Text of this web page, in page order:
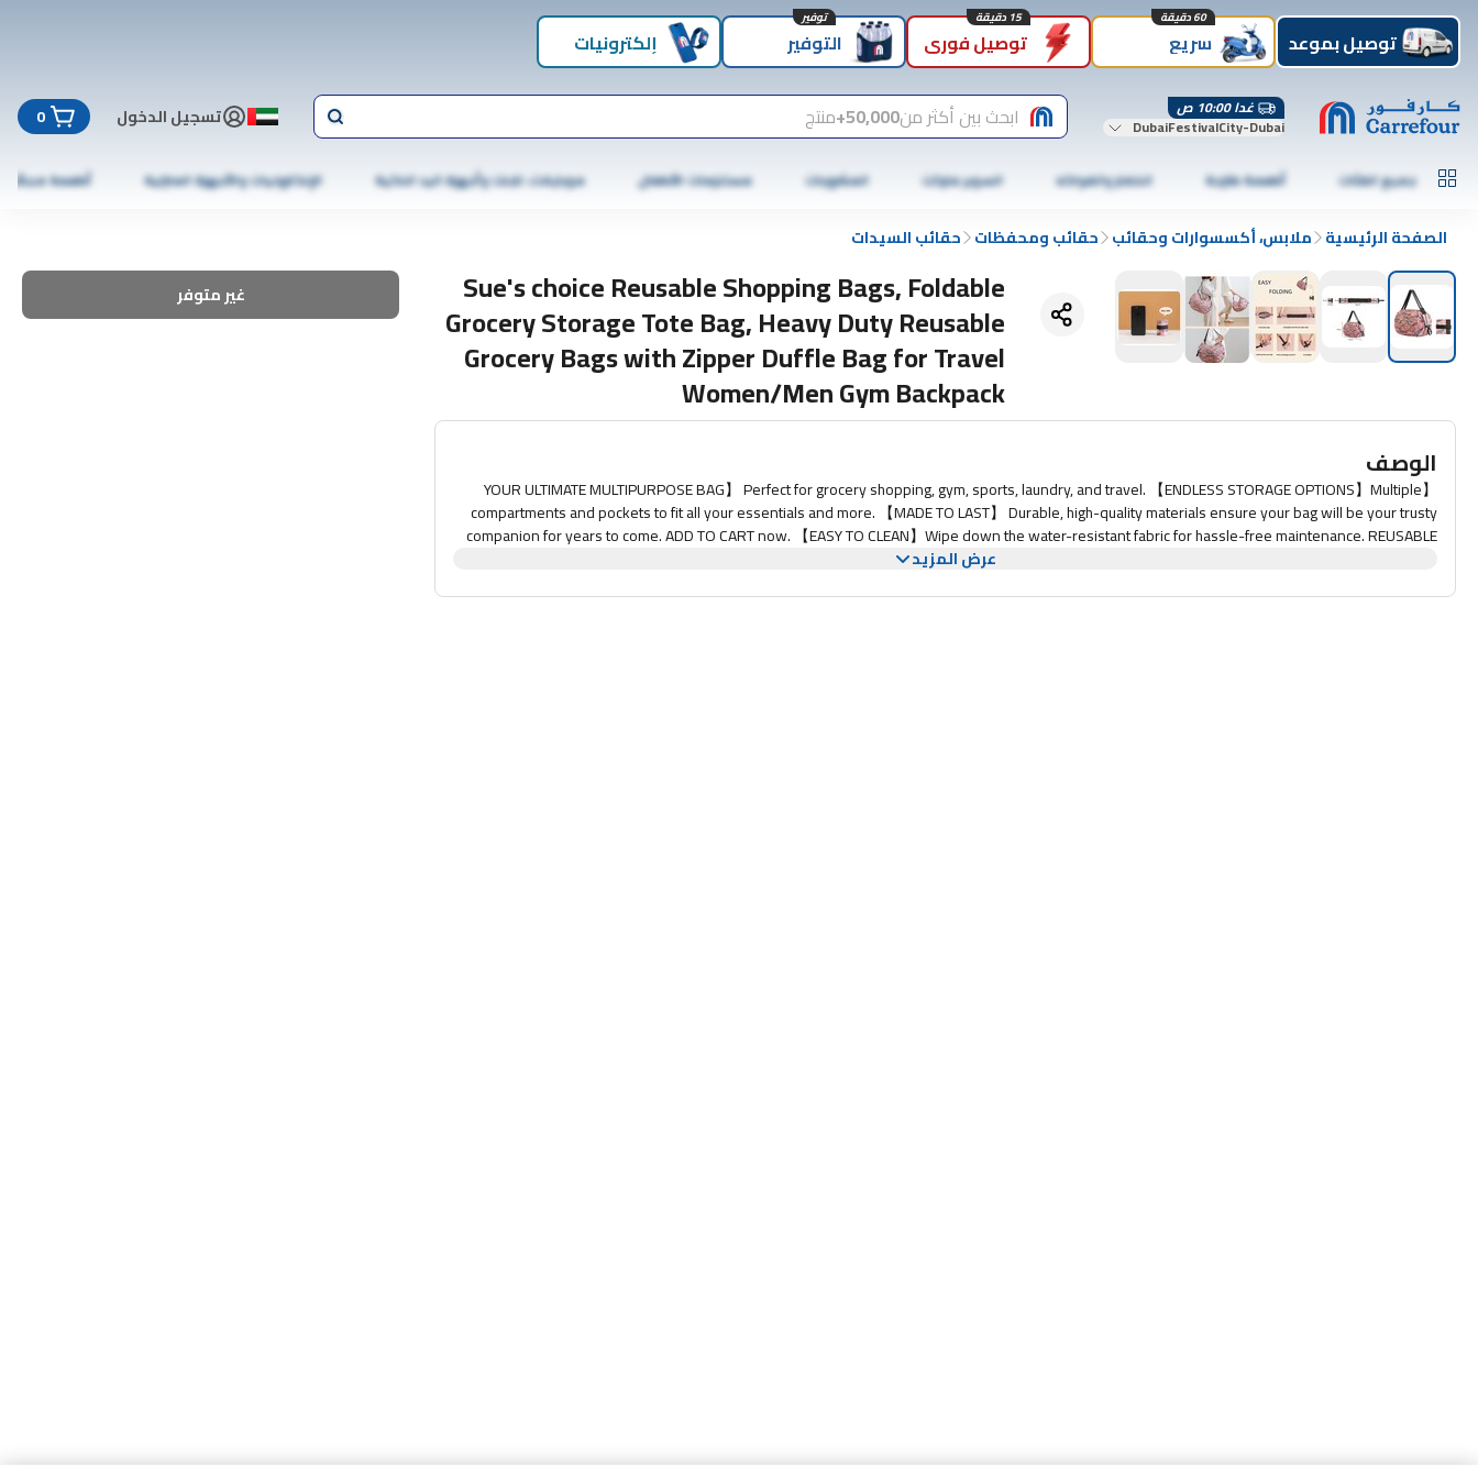
توصيل بموعد سريع
60 دقيقة
توصيل فوري
15 دقيقة
التوفير
توفير
إلكترونيات
غدا 10:00 ص
DubaiFestivalCity-Dubai ابحث بين أكثر من50,000+ منتج تسجيل الدخول 0
جميع الفئات أطعمة طازجة الخضار والفواكه السوبر ماركت المشروبات مستلزمات الأطفال موبايلات، تابلت وأجهزة اليد الذكية الإلكترونيات والأجهزة المنزلية أطعمة مجمّدة
الصفحة الرئيسية ملابس، أكسسوارات وحقائب حقائب ومحفظات حقائب السيدات
Sue's choice Reusable Shopping Bags, Foldable
Grocery Storage Tote Bag, Heavy Duty Reusable
Grocery Bags with Zipper Duffle Bag for Travel
Women/Men Gym Backpack
غير متوفر
الوصف
【YOUR ULTIMATE MULTIPURPOSE BAG】 Perfect for grocery shopping, gym, sports, laundry, and travel. 【ENDLESS STORAGE OPTIONS】Multiple
compartments and pockets to fit all your essentials and more. 【MADE TO LAST】 Durable, high-quality materials ensure your bag will be your trusty
companion for years to come. ADD TO CART now. 【EASY TO CLEAN】Wipe down the water-resistant fabric for hassle-free maintenance. REUSABLE
AND ECO-FRIENDLY: Say goodbye to single-use plastic bags and hello to a more sustainable option. 【ADJUSTABLE STRAP】 Customize the fit to your
عرض المزيد